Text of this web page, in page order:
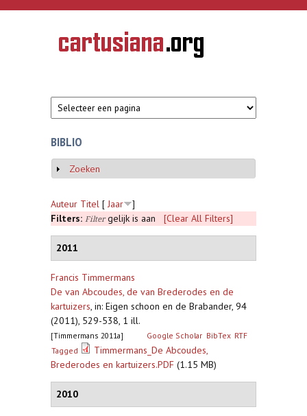
Overslaan en naar de inhoud gaan
CARTUSIANA
Geschiedenis
van de
BIBLIO
Weergeven
Zoeken
Auteur Titel [ Jaar
]
Filters: Filtergelijk is aan [Clear All Filters]
2011
Francis Timmermans
De van Abcoudes, de van Brederodes en de
kartuizers, in: Eigen schoon en de Brabander, 94
(2011), 529-538, 1 ill.
[Timmermans 2011a] Google Scholar BibTex RTF
Tagged
Timmermans_De Abcoudes,
Brederodes en kartuizers.PDF (1.15 MB)
2010